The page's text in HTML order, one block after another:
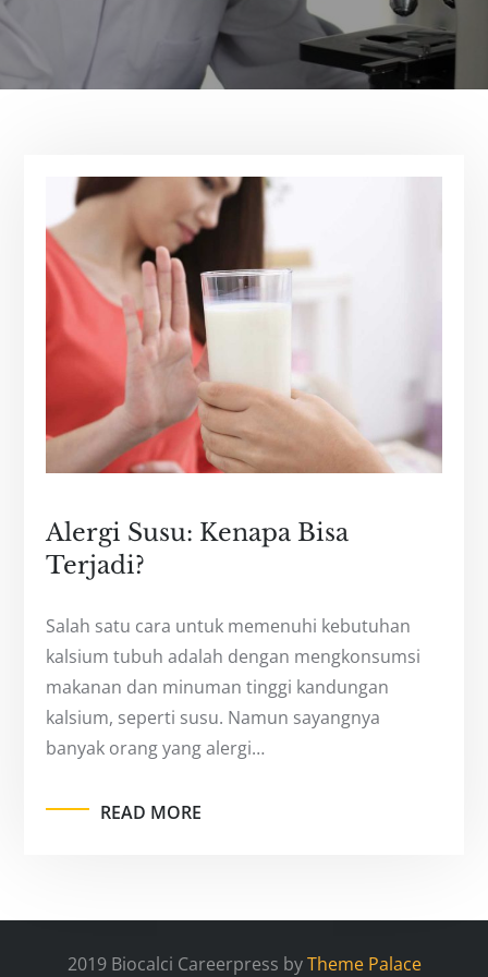
Alergi Susu: Kenapa Bisa
Terjadi?
Salah satu cara untuk memenuhi kebutuhan
kalsium tubuh adalah dengan mengkonsumsi
makanan dan minuman tinggi kandungan
kalsium, seperti susu. Namun sayangnya
banyak orang yang alergi…
READ MORE
2019 Biocalci Careerpress byTheme Palace